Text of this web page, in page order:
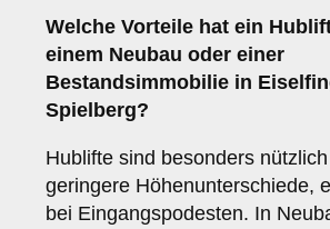
Welche Vorteile hat ein
einem Neubau oder einer
Bestandsimmobilie in
Spielberg?
Hublifte sind besonders
geringere Höhenunterschiede,
bei Eingangspodesten. In